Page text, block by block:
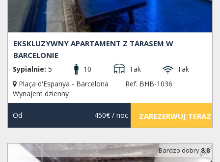
EKSKLUZYWNY APARTAMENT Z TARASEM W
BARCELONIE
Sypialnie: 5 10 Tak
Tak
Plaça d'Espanya - Barcelona
Ref. BHB-1036
Wynajem dzienny
Od 450€/ noc ZAREZERWUJ TERAZ
Bardzo dobry8,8